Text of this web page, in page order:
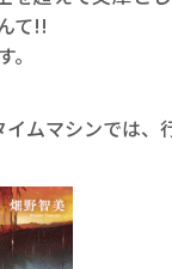
て!!
。
ムマシンでは、